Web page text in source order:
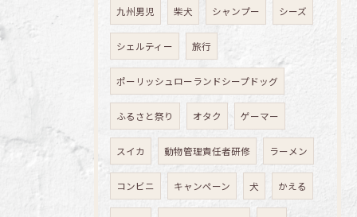
九州男児 柴犬 シャンプー シーズ
シェルティー 旅行
ポーリッシュローランドシープドッグ
ふるさと祭り オタク ゲーマー
スイカ 動物管理責任者研修 ラーメン
コンビニ キャンペーン 犬 かえる